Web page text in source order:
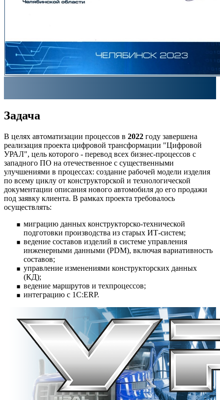
Задача
В целях автоматизации процессов в 2022 году завершена
реализация проекта цифровой трансформации "Цифровой
УРАЛ", цель которого - перевод всех бизнес-процессов с
западного ПО на отечественное с существенными
улучшениями в процессах: создание рабочей модели изделия
по всему циклу от конструкторской и технологической
документации описания нового автомобиля до его продажи
под заявку клиента. В рамках проекта требовалось
осуществлять:
миграцию данных конструкторско-технической
подготовки производства из старых ИТ-систем;
ведение составов изделий в системе управления
инженерными данными (PDM), включая вариативность
составов;
управление изменениями конструкторских данных
(КД);
ведение маршрутов и техпроцессов;
интеграцию с 1С:ERP.